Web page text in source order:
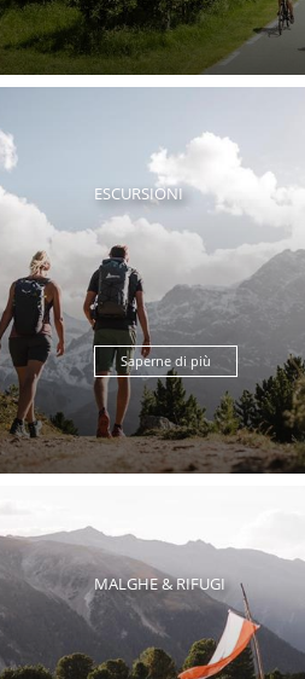
ESCURSIONI
Saperne di più
MALGHE & RIFUGI